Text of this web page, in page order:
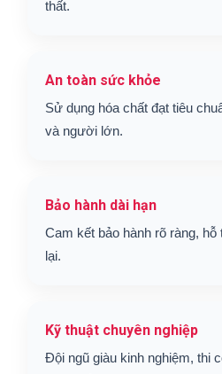
thất.
An toàn sức khỏe
Sử dụng hóa chất đạt tiêu
và người lớn.
Bảo hành dài hạn
Cam kết bảo hành rõ ràng,
lại.
Kỹ thuật chuyên nghiệp
Đội ngũ giàu kinh nghiệm, thi